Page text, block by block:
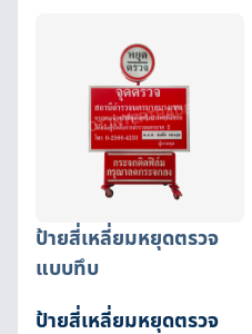
ป้ายสี่เหลี่ยมหยุดตรวจ
แบบทึบ
ป้ายสี่เหลี่ยมหยุดตรวจ